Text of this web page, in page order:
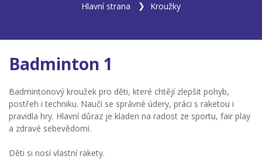
Hlavní strana Kroužky
Badminton 1
Badmintonový kroužek pro děti, které chtějí zlepšit pohyb,
postřeh i techniku. Naučí se správné údery, práci s raketou i
pravidla hry. Hlavní důraz je kladen na radost ze sportu, fair play
a zdravé sebevědomí.
Děti si nosí vlastní rakety.